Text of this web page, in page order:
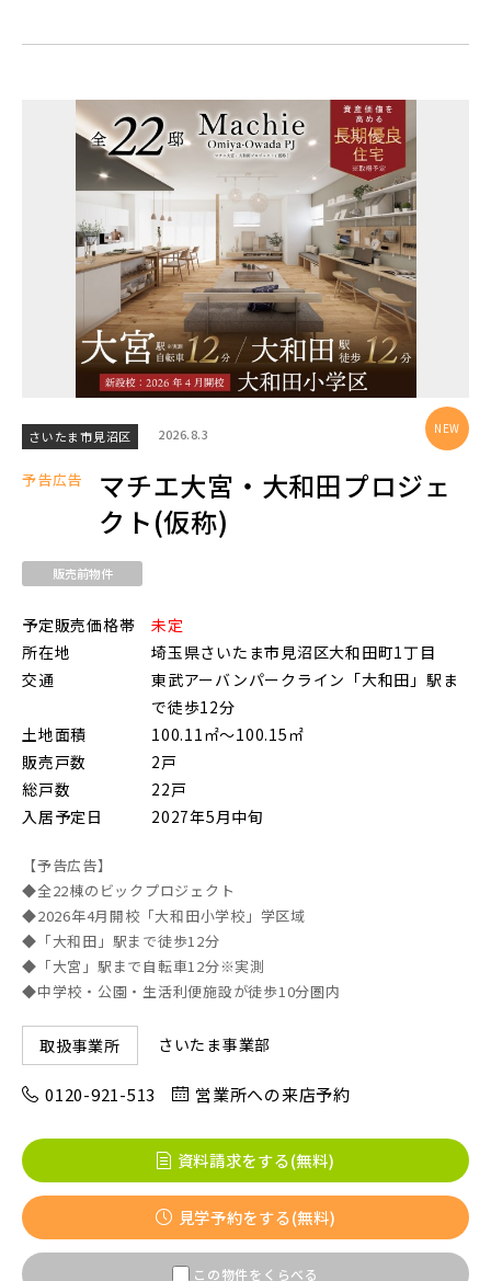
東京都(7)
練馬区(2) 足立区(0)
葛飾区(2)
江戸川区(1)
東久留米市(2)
物件を検索する
JR京浜東北線
JR川越線
JR東北本線 [宇都宮線]
JR高崎線
JR武蔵野線
JR常磐線 [快速]
地図から探す
【予告広告】リーズン青砥 アイ・ラウンジ
地図にあるご希望の物件アイコンをクリックすると
物件詳細が表示されます
見学OK
見学不可
すぐに入居可能
埼玉県
画像
すべて 外観
内観
キッチン
その他 関連画像
こだわり条件
指定なし
すぐに入居可能
販売開始前の物件
千葉県千葉市稲毛区 千葉県千葉市美浜区
さいたま市見沼区 2026.8.3
予告広告
マチエ大宮・大和田プロジェ
クト(仮称)
販売前物件
予定販売価格帯
未定
所在地
埼玉県さいたま市見沼区大和田町1丁目
交通
東武アーバンパークライン「大和田」駅ま
で徒歩12分
土地面積
100.11㎡～100.15㎡
販売戸数
2戸
総戸数
22戸
入居予定日
2027年5月中旬
【予告広告】
◆全22棟のビックプロジェクト
◆2026年4月開校「大和田小学校」学区域
◆「大和田」駅まで徒歩12分
◆「大宮」駅まで自転車12分※実測
◆中学校・公園・生活利便施設が徒歩10分圏内
取扱事業所 さいたま事業部
0120-921-513 営業所への来店予約
資料請求をする(無料)
見学予約をする(無料)
この物件をくらべる